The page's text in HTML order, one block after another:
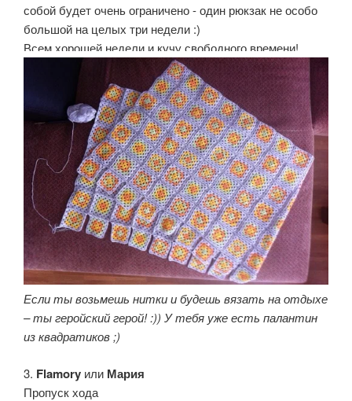
собой будет очень ограничено - один рюкзак не особо
большой на целых три недели :)
Всем хорошей недели и кучу свободного времени!
Если ты возьмешь нитки и будешь вязать на отдыхе
– ты геройский герой! :)) У тебя уже есть палантин
из квадратиков ;)
3. Flamory или Мария
Пропуск хода